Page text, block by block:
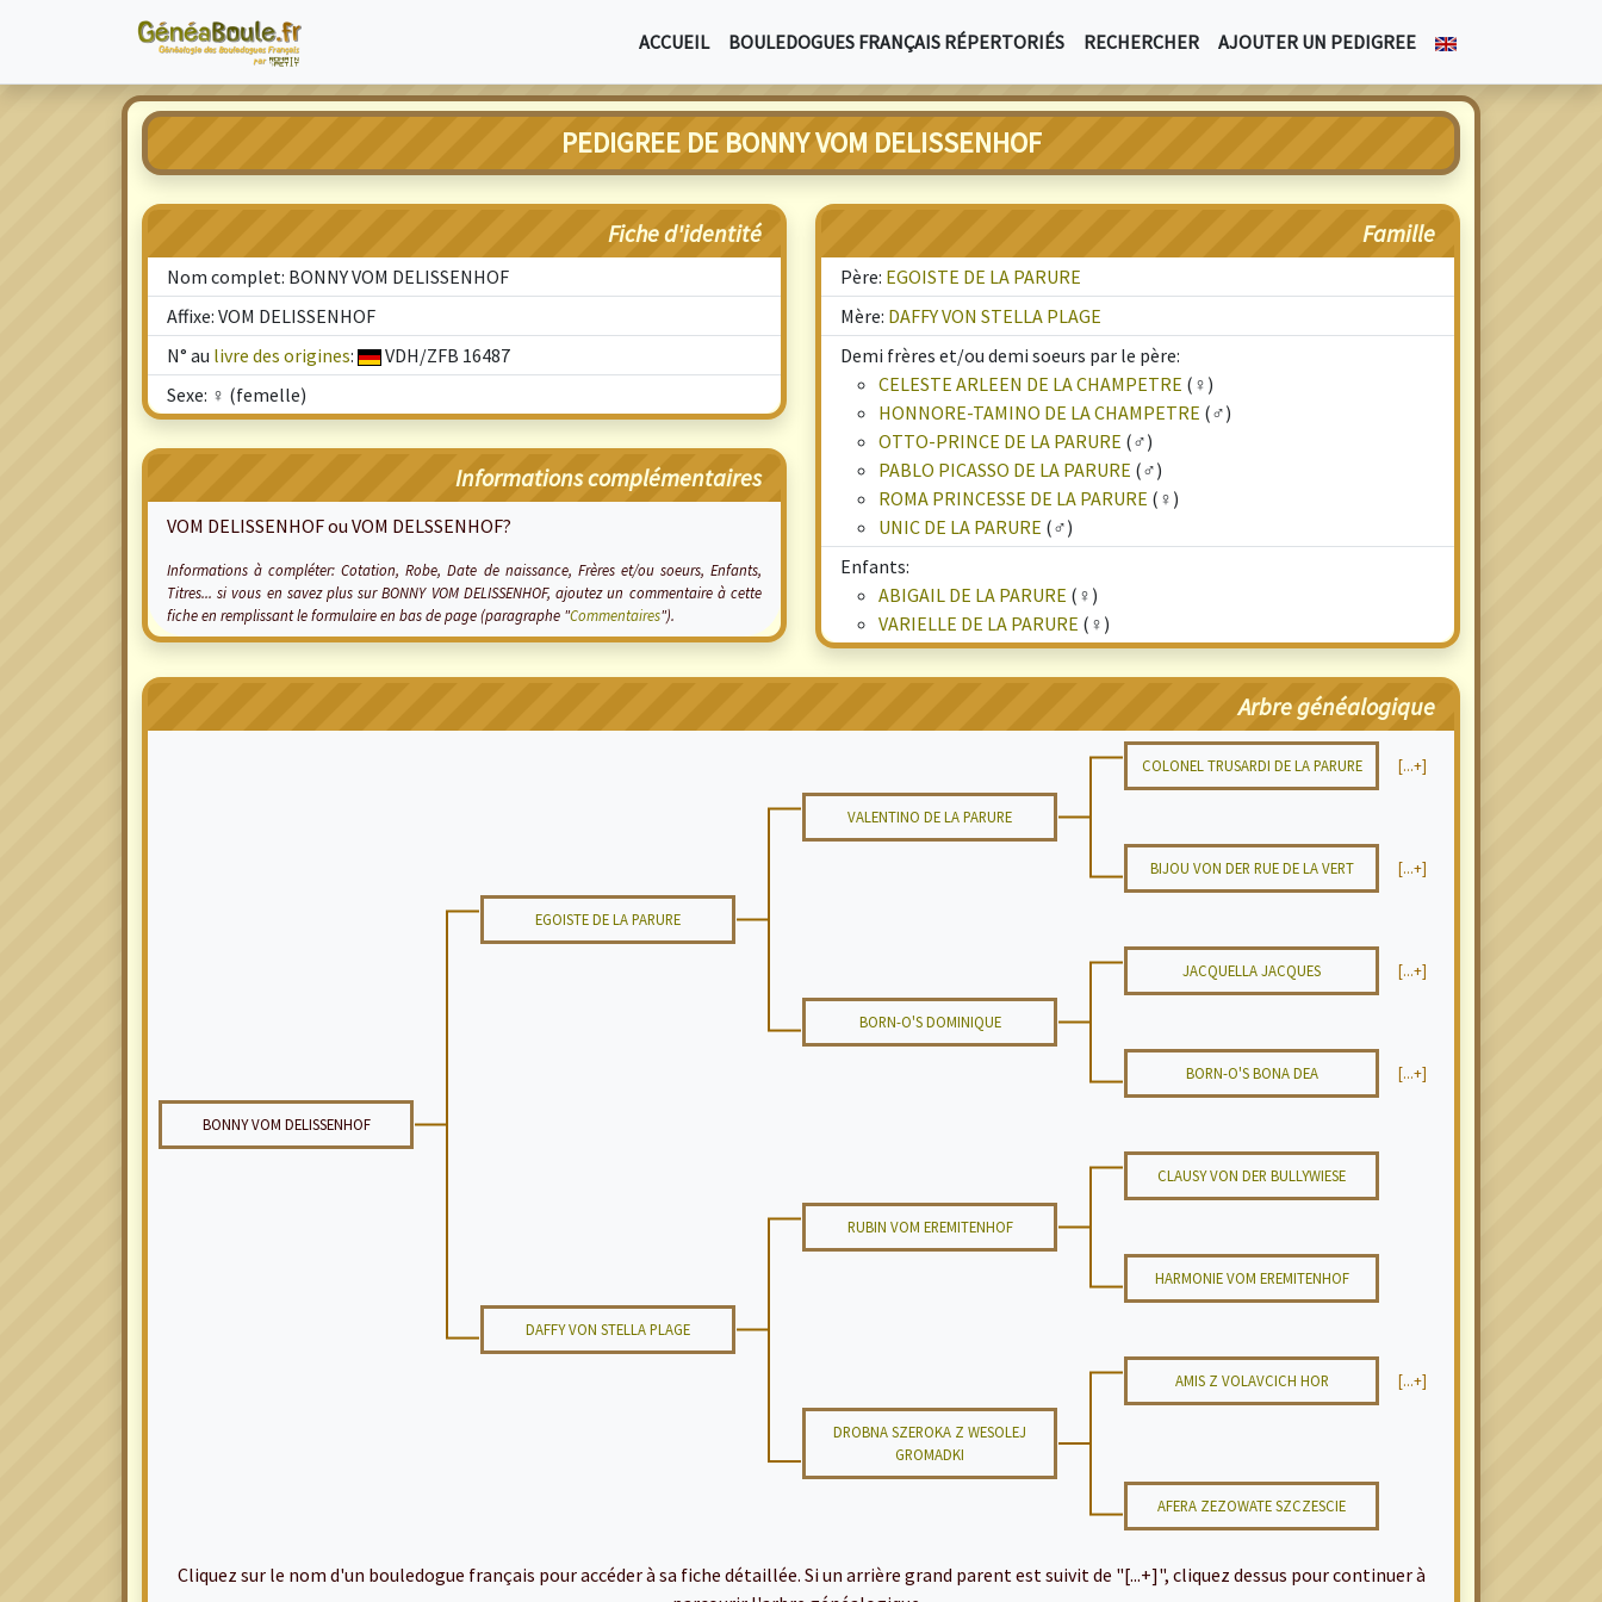
ACCUEIL BOULEDOGUES FRANÇAIS RÉPERTORIÉS RECHERCHER AJOUTER UN PEDIGREE
PEDIGREE DE BONNY VOM DELISSENHOF
Fiche d'identité
Nom complet: BONNY VOM DELISSENHOF
Affixe: VOM DELISSENHOF
N° au livre des origines:
VDH/ZFB 16487
Sexe: ♀ (femelle)
Informations complémentaires
VOM DELISSENHOF ou VOM DELSSENHOF?
Informations à compléter: Cotation, Robe, Date de naissance, Frères et/ou soeurs, Enfants,
Titres... si vous en savez plus sur BONNY VOM DELISSENHOF, ajoutez un commentaire à cette
fiche en remplissant le formulaire en bas de page (paragraphe "Commentaires").
Famille
Père: EGOISTE DE LA PARURE
Mère: DAFFY VON STELLA PLAGE
Demi frères et/ou demi soeurs par le père:
CELESTE ARLEEN DE LA CHAMPETRE (♀)
HONNORE-TAMINO DE LA CHAMPETRE (♂)
OTTO-PRINCE DE LA PARURE (♂)
PABLO PICASSO DE LA PARURE (♂)
ROMA PRINCESSE DE LA PARURE (♀)
UNIC DE LA PARURE (♂)
Enfants:
ABIGAIL DE LA PARURE (♀)
VARIELLE DE LA PARURE (♀)
Arbre généalogique
COLONEL TRUSARDI DE LA PARURE [...+]
VALENTINO DE LA PARURE
BIJOU VON DER RUE DE LA VERT [...+]
EGOISTE DE LA PARURE
JACQUELLA JACQUES [...+]
BORN-O'S DOMINIQUE
BORN-O'S BONA DEA [...+]
BONNY VOM DELISSENHOF
CLAUSY VON DER BULLYWIESE
RUBIN VOM EREMITENHOF
HARMONIE VOM EREMITENHOF
DAFFY VON STELLA PLAGE
AMIS Z VOLAVCICH HOR [...+]
DROBNA SZEROKA Z WESOLEJ
GROMADKI
AFERA ZEZOWATE SZCZESCIE
Cliquez sur le nom d'un bouledogue français pour accéder à sa fiche détaillée. Si un arrière grand parent est suivit de "[...+]", cliquez dessus pour continuer à